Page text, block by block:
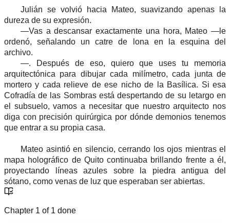
Julián se volvió hacia Mateo, suavizando apenas la
dureza de su expresión.
—Vas a descansar exactamente una hora, Mateo —le
ordenó, señalando un catre de lona en la esquina del
archivo.
—. Después de eso, quiero que uses tu memoria
arquitectónica para dibujar cada milímetro, cada junta de
mortero y cada relieve de ese nicho de la Basílica. Si esa
Cofradía de las Sombras está despertando de su letargo en
el subsuelo, vamos a necesitar que nuestro arquitecto nos
diga con precisión quirúrgica por dónde demonios tenemos
que entrar a su propia casa.
Mateo asintió en silencio, cerrando los ojos mientras el
mapa holográfico de Quito continuaba brillando frente a él,
proyectando líneas azules sobre la piedra antigua del
sótano, como venas de luz que esperaban ser abiertas.
Chapter 1 of 1 done